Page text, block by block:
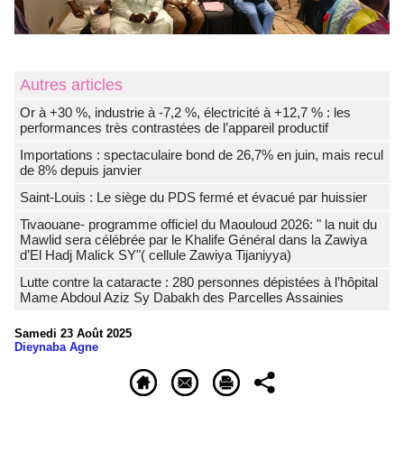
Autres articles
Or à +30 %, industrie à -7,2 %, électricité à +12,7 % : les
performances très contrastées de l’appareil productif
Importations : spectaculaire bond de 26,7% en juin, mais recul
de 8% depuis janvier
Saint-Louis : Le siège du PDS fermé et évacué par huissier
Tivaouane- programme officiel du Maouloud 2026: " la nuit du
Mawlid sera célébrée par le Khalife Général dans la Zawiya
d’El Hadj Malick SY"( cellule Zawiya Tijaniyya)
Lutte contre la cataracte : 280 personnes dépistées à l’hôpital
Mame Abdoul Aziz Sy Dabakh des Parcelles Assainies
Samedi 23 Août 2025
Dieynaba Agne